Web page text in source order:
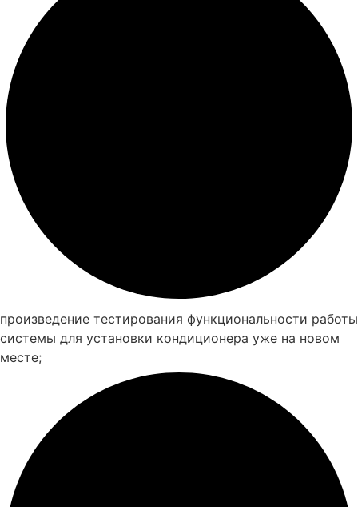
произведение тестирования функциональности работы
системы для установки кондиционера уже на новом
месте;